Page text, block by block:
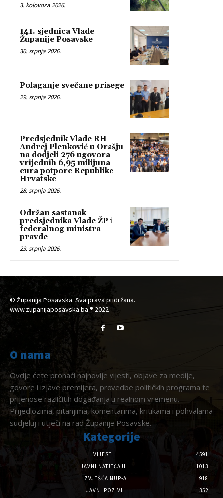
3. kolovoza 2026.
141. sjednica Vlade
Županije Posavske
30. srpnja 2026.
Polaganje svečane prisege
29. srpnja 2026.
Predsjednik Vlade RH
Andrej Plenković u Orašju
na dodjeli 276 ugovora
vrijednih 6,95 milijuna
eura potpore Republike
Hrvatske
28. srpnja 2026.
Održan sastanak
predsjednika Vlade ŽP i
federalnog ministra
pravde
23. srpnja 2026.
© Županija Posavska. Sva prava pridržana.
www.zupanijaposavska.ba ® 2022
O nama
Ovdje ćete pronaći najnovije vijesti, objave za medije,
govore i izjave premijera, provedbe političkih programa te
prijenose različitih događanja u realnom vremenu.
Prijedlozima, pitanjima, komentarima, kritikama i pohvalama
sudjeluj i utječi na rad Županije Posavske.
Kategorije
VIJESTI
4591
JAVNI NATJEČAJI
1013
IZVJEŠĆA MUP-A
918
JAVNI POZIVI
352